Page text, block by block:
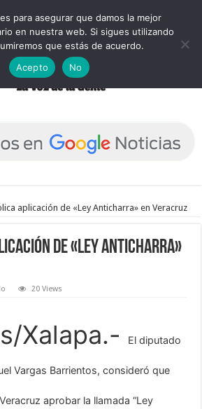
aplicación de «Ley Anticharra» en Veracruz
de «Ley Anticharra»
20 Views
Xalapa.- El diputado
Vargas Barrientos, consideró que
aprobar la llamada “Ley
para asegurar que damos la mejor
en nuestra web. Si sigues utilizando
que estás de acuerdo.
Acepto
No